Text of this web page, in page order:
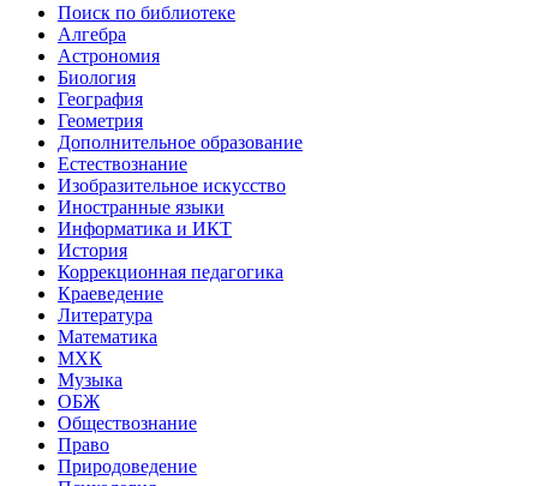
Поиск по библиотеке
Алгебра
Астрономия
Биология
География
Геометрия
Дополнительное образование
Естествознание
Изобразительное искусство
Иностранные языки
Информатика и ИКТ
История
Коррекционная педагогика
Краеведение
Литература
Математика
МХК
Музыка
ОБЖ
Обществознание
Право
Природоведение